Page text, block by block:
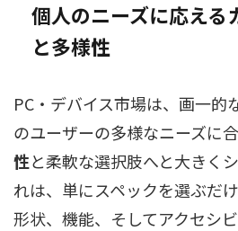
個人のニーズに応える
と多様性
PC・デバイス市場は、画一的
のユーザーの多様なニーズに
性と柔軟な選択肢へと大きく
れは、単にスペックを選ぶだ
形状、機能、そしてアクセシビ